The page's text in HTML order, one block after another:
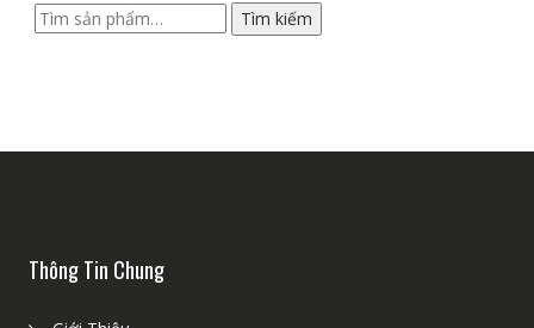
Tìm
kiếm:
Tìm kiếm
Thông Tin Chung